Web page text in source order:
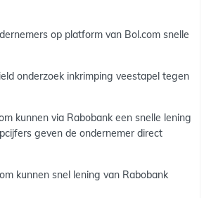
op platform van Bol.com snelle
onderzoek inkrimping veestapel tegen
kunnen via Rabobank een snelle lening
geven de ondernemer direct
kunnen snel lening van Rabobank